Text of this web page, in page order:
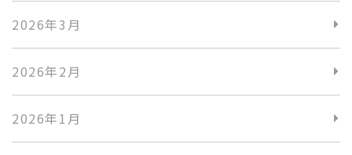
2026年3月
2026年2月
2026年1月